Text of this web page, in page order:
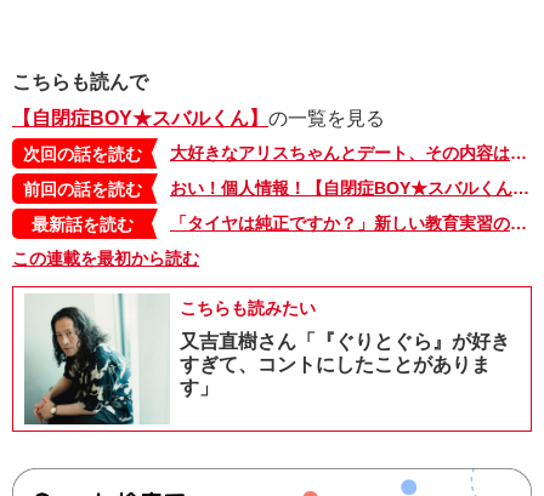
こちらも読んで
【自閉症BOY★スバルくん】 の一覧を見る
次回の話を読む
大好きなアリスちゃんとデート、その内容は？【自閉症BOY★スバルくん・10】
前回の話を読む
おい！個人情報！【自閉症BOY★スバルくん・8】
最新話を読む
「タイヤは純正ですか？」新しい教育実習の先生に、ユニークな質問で攻めるスバルくんと仲間たち【自閉症BOY★スバルくん・143】
この連載を最初から読む
こちらも読みたい
又吉直樹さん「『ぐりとぐら』が好き
すぎて、コントにしたことがありま
す」